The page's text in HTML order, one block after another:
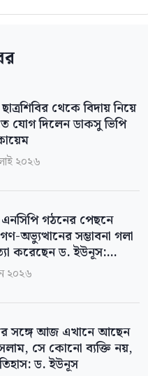
থেকে বিদায় নিয়ে
যোগ দিলেন ডাকসু ভিপি
২০২৬
গঠনের পেছনে
অভ্যুত্থানের সম্ভাবনা গলা
করেছেন ড. ইউনূস:
২০২৬
সঙ্গে আজ এখানে আছেন
সে কোনো ব্যক্তি নয়,
ড. ইউনূস